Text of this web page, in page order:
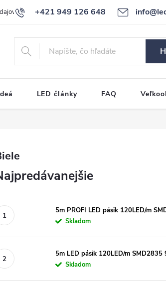
+421 949 126 648
Reklamačný poriadok
LED články FAQ
5m PROFI LED pásik 120LED/m
Skladom
5m LED pásik 120LED/m
Skladom